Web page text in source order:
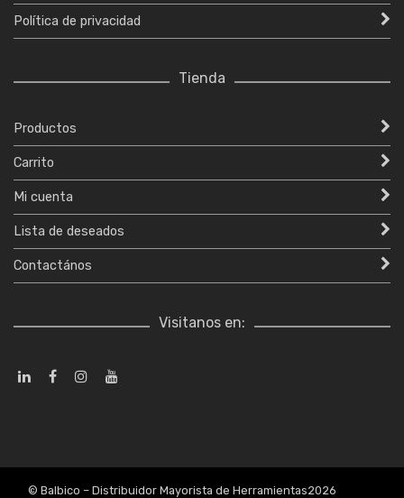
Política de privacidad
Tienda
Productos
Carrito
Mi cuenta
Lista de deseados
Contactános
Visitanos en:
© Balbico – Distribuidor Mayorista de Herramientas2026